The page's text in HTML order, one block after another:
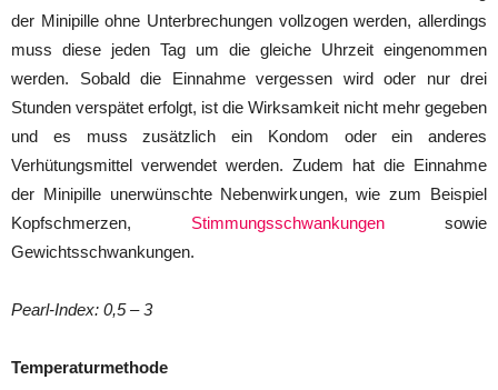
der Minipille ohne Unterbrechungen vollzogen werden, allerdings
muss diese jeden Tag um die gleiche Uhrzeit eingenommen
werden. Sobald die Einnahme vergessen wird oder nur drei
Stunden verspätet erfolgt, ist die Wirksamkeit nicht mehr gegeben
und es muss zusätzlich ein Kondom oder ein anderes
Verhütungsmittel verwendet werden. Zudem hat die Einnahme
der Minipille unerwünschte Nebenwirkungen, wie zum Beispiel
Kopfschmerzen, Stimmungsschwankungen sowie
Gewichtsschwankungen.
Pearl-Index: 0,5 – 3
Temperaturmethode